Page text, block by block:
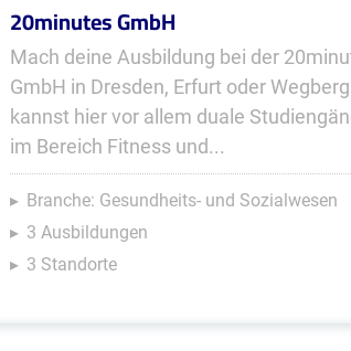
20minutes GmbH
Mach deine Ausbildung bei der
GmbH in Dresden, Erfurt oder
kannst hier vor allem duale
im Bereich Fitness und...
Branche: Gesundheits- und Sozialwesen
3 Ausbildungen
3 Standorte